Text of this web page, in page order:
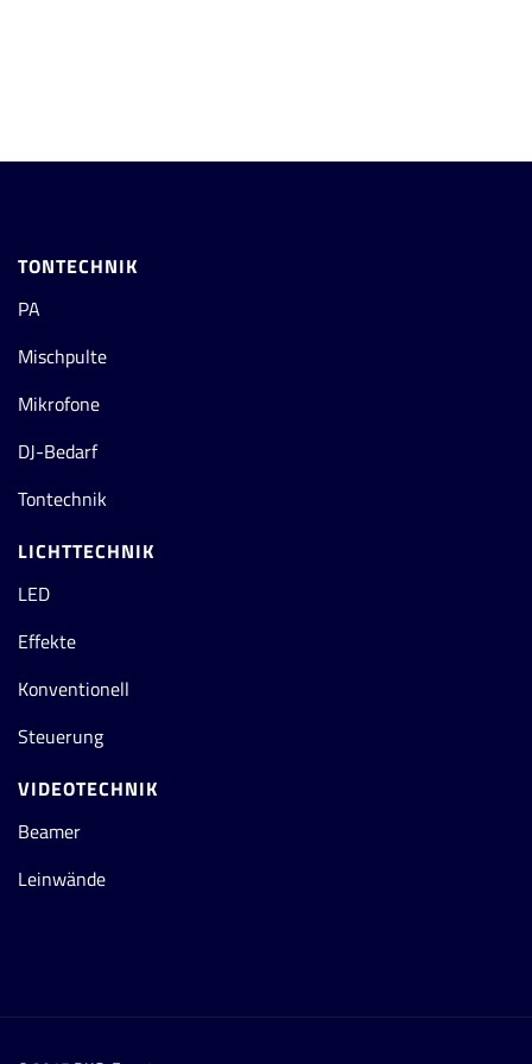
TONTECHNIK
PA
Mischpulte
Mikrofone
DJ-Bedarf
Tontechnik
LICHTTECHNIK
LED
Effekte
Konventionell
Steuerung
VIDEOTECHNIK
Beamer
Leinwände